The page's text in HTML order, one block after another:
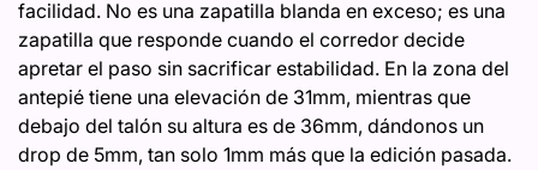
facilidad. No es una zapatilla blanda en exceso; es una
zapatilla que responde cuando el corredor decide
apretar el paso sin sacrificar estabilidad. En la zona del
antepié tiene una elevación de 31mm, mientras que
debajo del talón su altura es de 36mm, dándonos un
drop de 5mm, tan solo 1mm más que la edición pasada.